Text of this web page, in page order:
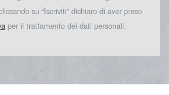
su “Iscriviti” dichiaro di aver preso
per il trattamento dei dati personali.